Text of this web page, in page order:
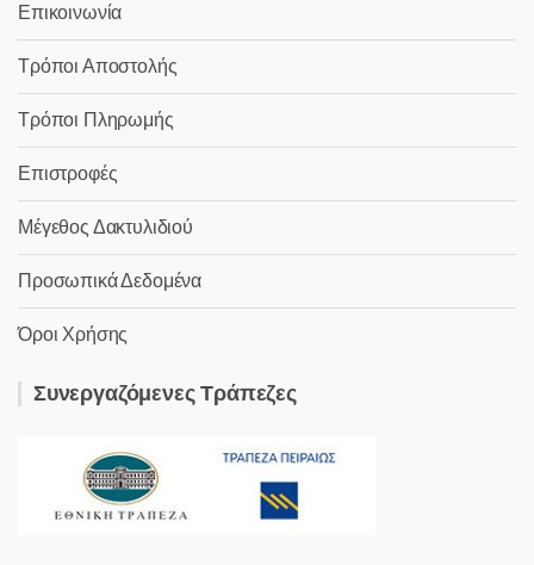
Επικοινωνία
Τρόποι Αποστολής
Τρόποι Πληρωμής
Επιστροφές
Μέγεθος Δακτυλιδιού
Προσωπικά Δεδομένα
Όροι Χρήσης
Συνεργαζόμενες Τράπεζες